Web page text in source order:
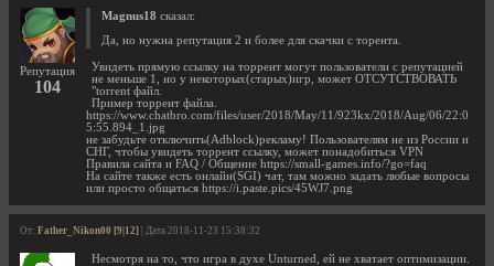
Репутация
104
Magnus18 сказал:
Да, но нужна репутация 2 и более для скачки с торента.
Увидеть прямую ссылку на торрент могут пользователи с репутацией
не меньше 1, но у некоторых(старых)игр, может ОТСУТСТВОВАТЬ
"torrent файл.
Пример торрент файла.
https://www.chatbro.com/files/user/2018/May/11/923kx/2018/Aug/06/22:0
5:55.894_1.jpg
не забудьте отключить(Adblock)рекламу! Пользователям не из России и
СНГ, чтобы увидеть торрент ссылку, может понадобиться VPN
Правила сайта и FAQ / Общение https://small-games.info/?go=faq
На сайте также есть онлайн(SGI) чат, там можно задать любые вопросы
или просто общаться https://i.paste.pics/45WJ7.png
От: Father_Nikon00 [9|12] | Дата 2018-11-23 15:38:32
Несмотря на то, что игра в духе Unturned, ей не хватает оптимизации.